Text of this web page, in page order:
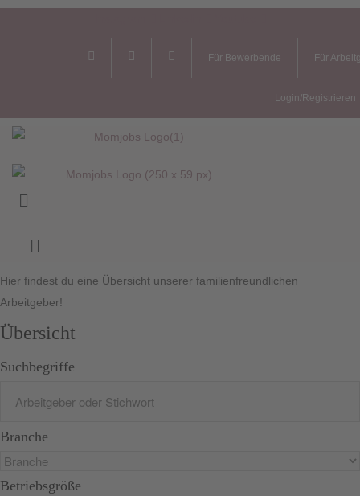
Für Bewerbende Für
Login/Registrieren
Menü
Hier findest du eine Übersicht unserer familienfreundlichen
Arbeitgeber!
Übersicht
Suchbegriffe
Branche
Betriebsgröße